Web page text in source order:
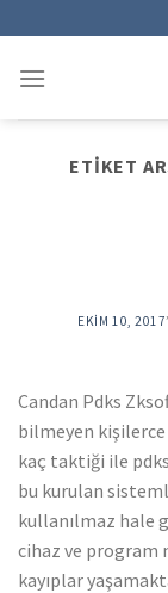
to
content
ETIKET
EKIM 10, 2017
Candan Pdks
bilmeyen
kaç taktiği ile
bu kurulan
kullanılmaz hale
cihaz ve program
kayıplar